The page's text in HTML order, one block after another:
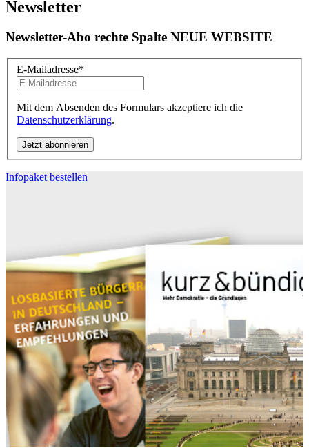
Newsletter
Newsletter-Abo rechte Spalte NEUE WEBSITE
E-Mailadresse*
Mit dem Absenden des Formulars akzeptiere ich die
Datenschutzerklärung.
Infopaket bestellen